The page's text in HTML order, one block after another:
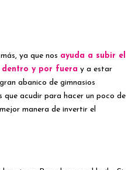
ya que nos ayuda a subir el
dentro y por fuera y a estar
abanico de gimnasios
acudir para hacer un poco de
manera de invertir el